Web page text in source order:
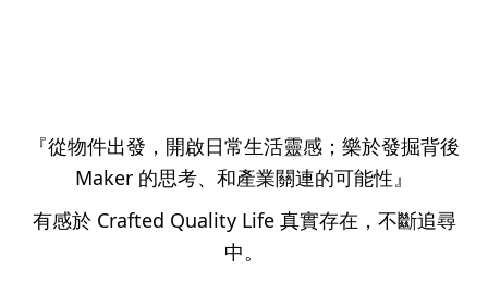
『從物件出發，開啟日常生活靈感；樂於發掘背後
Maker 的思考、和產業關連的可能性』
有感於 Crafted Quality Life 真實存在，不斷追尋
中。